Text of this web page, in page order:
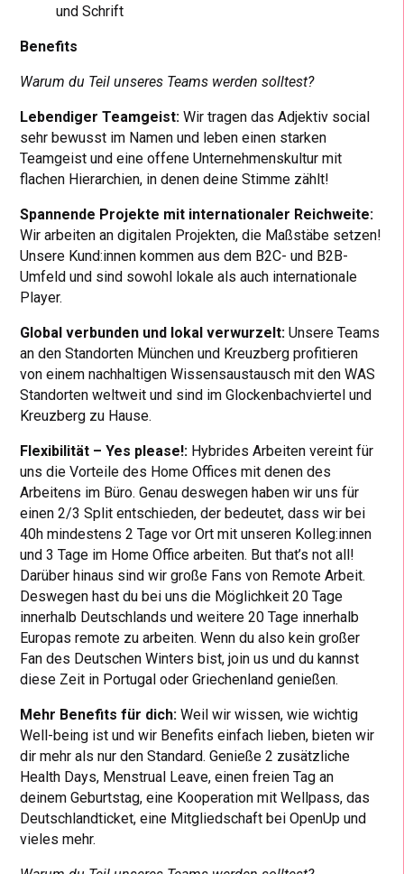
und Schrift
Benefits
Warum du Teil unseres Teams werden solltest?
Lebendiger Teamgeist:Wir tragen das Adjektiv social
sehr bewusst im Namen und leben einen starken
Teamgeist und eine offene Unternehmenskultur mit
flachen Hierarchien, in denen deine Stimme zählt!
Spannende Projekte mit internationaler Reichweite:
Wir arbeiten an digitalen Projekten, die Maßstäbe setzen!
Unsere Kund:innen kommen aus dem B2C- und B2B-
Umfeld und sind sowohl lokale als auch internationale
Player.
Global verbunden und lokal verwurzelt:Unsere Teams
an den Standorten München und Kreuzberg profitieren
von einem nachhaltigen Wissensaustausch mit den WAS
Standorten weltweit und sind im Glockenbachviertel und
Kreuzberg zu Hause.
Flexibilität – Yes please!: Hybrides Arbeiten vereint für
uns die Vorteile des Home Offices mit denen des
Arbeitens im Büro. Genau deswegen haben wir uns für
einen 2/3 Split entschieden, der bedeutet, dass wir bei
40h mindestens 2 Tage vor Ort mit unseren Kolleg:innen
und 3 Tage im Home Office arbeiten. But that’s not all!
Darüber hinaus sind wir große Fans von Remote Arbeit.
Deswegen hast du bei uns die Möglichkeit 20 Tage
innerhalb Deutschlands und weitere 20 Tage innerhalb
Europas remote zu arbeiten. Wenn du also kein großer
Fan des Deutschen Winters bist, join us und du kannst
diese Zeit in Portugal oder Griechenland genießen.
Mehr Benefits für dich: Weil wir wissen, wie wichtig
Well-being ist und wir Benefits einfach lieben, bieten wir
dir mehr als nur den Standard. Genieße 2 zusätzliche
Health Days, Menstrual Leave, einen freien Tag an
deinem Geburtstag, eine Kooperation mit Wellpass, das
Deutschlandticket, eine Mitgliedschaft bei OpenUp und
vieles mehr.